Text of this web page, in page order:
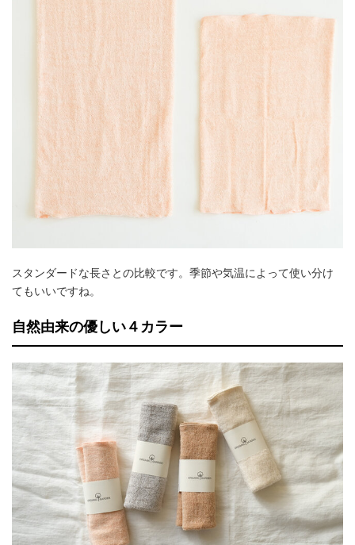
スタンダードな長さとの比較です。季節や気温によって使い分け
てもいいですね。
自然由来の優しい４カラー